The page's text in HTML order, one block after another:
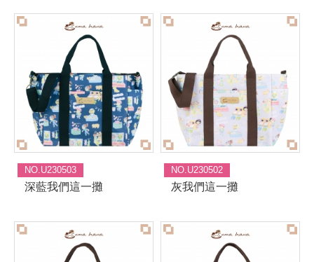
NO.U230503
深藍我們這一攤
NO.U230502
灰我們這一攤